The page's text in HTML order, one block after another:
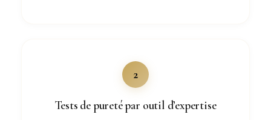
2
Tests de pureté par outil d’expertise